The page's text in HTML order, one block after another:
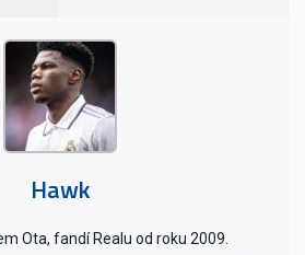
Hawk
Ota, fandí Realu od roku 2009.